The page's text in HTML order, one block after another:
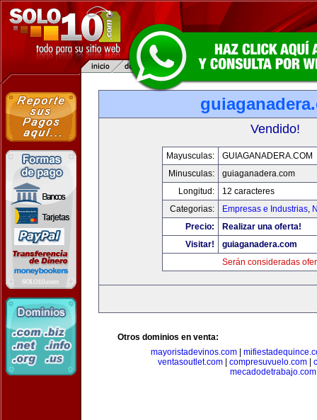
Vendido!
Mayusculas:
GUIAGANADERA.COM
Minusculas:
guiaganadera.com
Longitud:
12 caracteres
Categorias:
Empresas e Industrias,
Precio:
Realizar una oferta!
Visitar!
guiaganadera.com
Serán consideradas
Otros dominios en venta:
mayoristadevinos.com
ventasoutlet.com
compresuvuelo.com
mecadodetrabajo.com